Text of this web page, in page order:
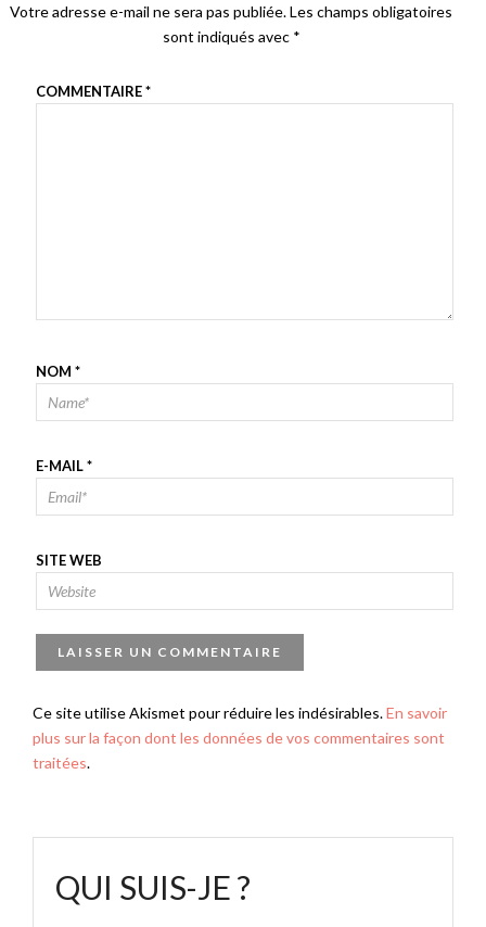
Votre adresse e-mail ne sera pas publiée.Les champs obligatoires
sont indiqués avec *
COMMENTAIRE*
NOM *
E-MAIL*
SITE WEB
Ce site utilise Akismet pour réduire les indésirables.En savoir
plus sur la façon dont les données de vos commentaires sont
traitées.
QUI SUIS-JE ?